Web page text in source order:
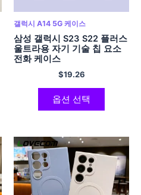
갤럭시 A14 5G 케이스
삼성 갤럭시 S23 S22 플러스
울트라용 자기 기술 칩 요소
전화 케이스
$19.26
옵션 선택